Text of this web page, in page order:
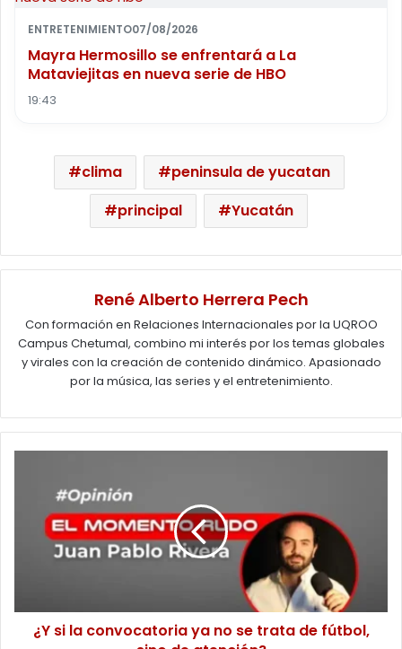
ENTRETENIMIENTO07/08/2026
Mayra Hermosillo se enfrentará a La
Mataviejitas en nueva serie de HBO
19:43
clima
peninsula de yucatan
principal
Yucatán
René Alberto Herrera Pech
Con formación en Relaciones Internacionales por la UQROO
Campus Chetumal, combino mi interés por los temas globales
y virales con la creación de contenido dinámico. Apasionado
por la música, las series y el entretenimiento.
convocatoria
de
fútbol,¿Y si la convocatoria ya no se trata de fútbol,